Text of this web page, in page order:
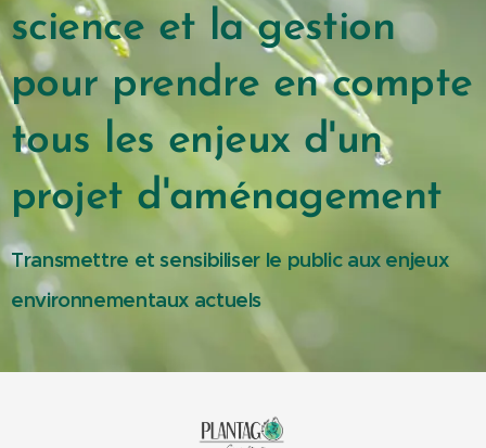
science et la gestion
pour prendre en compte
tous les enjeux d'un
projet d'aménagement
Transmettre et sensibiliser le public aux enjeux
environnementaux actuels